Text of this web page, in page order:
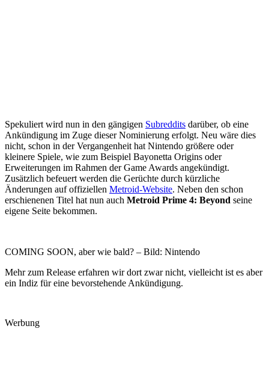
Spekuliert wird nun in den gängigen Subreddits darüber, ob eine
Ankündigung im Zuge dieser Nominierung erfolgt. Neu wäre dies
nicht, schon in der Vergangenheit hat Nintendo größere oder
kleinere Spiele, wie zum Beispiel Bayonetta Origins oder
Erweiterungen im Rahmen der Game Awards angekündigt.
Zusätzlich befeuert werden die Gerüchte durch kürzliche
Änderungen auf offiziellen Metroid-Website. Neben den schon
erschienenen Titel hat nun auch Metroid Prime 4: Beyond seine
eigene Seite bekommen.
COMING SOON, aber wie bald? – Bild: Nintendo
Mehr zum Release erfahren wir dort zwar nicht, vielleicht ist es aber
ein Indiz für eine bevorstehende Ankündigung.
Werbung